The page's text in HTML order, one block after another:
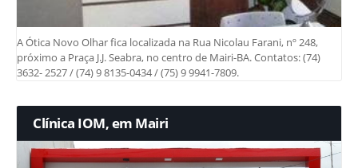
A Ótica Novo Olhar fica localizada na Rua Nicolau Farani, nº 248,
próximo a Praça J.J. Seabra, no centro de Mairi-BA. Contatos: (74)
3632- 2527 / (74) 9 8135-0434 / (75) 9 9941-7809.
Clínica IOM, em Mairi